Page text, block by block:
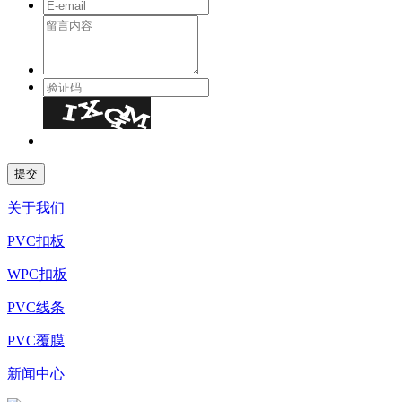
关于我们
PVC扣板
WPC扣板
PVC线条
PVC覆膜
新闻中心